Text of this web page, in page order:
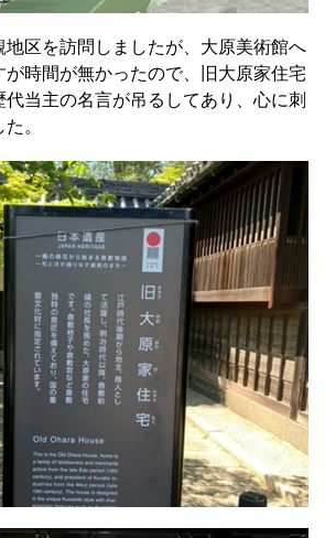
地区を訪問しましたが、大原美術館へ
時間が無かったので、旧大原家住宅
代当主の名言が吊るしてあり、心に刺
。